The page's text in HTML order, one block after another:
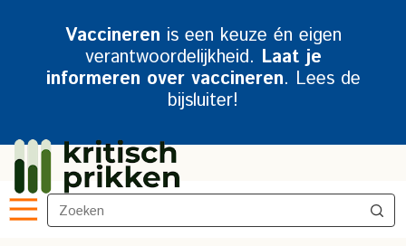
Vaccineren is een keuze én eigen
verantwoordelijkheid. Laat je
informeren over vaccineren. Lees de
bijsluiter!